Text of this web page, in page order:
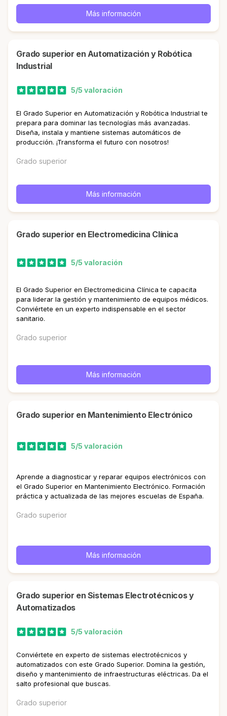
Más información
Grado superior en Automatización y Robótica
Industrial
5/5 valoración
El Grado Superior en Automatización y Robótica Industrial te
prepara para dominar las tecnologías más avanzadas.
Diseña, instala y mantiene sistemas automáticos de
producción. ¡Transforma el futuro con nosotros!
Grado superior
Más información
Grado superior en Electromedicina Clínica
5/5 valoración
El Grado Superior en Electromedicina Clínica te capacita
para liderar la gestión y mantenimiento de equipos médicos.
Conviértete en un experto indispensable en el sector
sanitario.
Grado superior
Más información
Grado superior en Mantenimiento Electrónico
5/5 valoración
Aprende a diagnosticar y reparar equipos electrónicos con
el Grado Superior en Mantenimiento Electrónico. Formación
práctica y actualizada de las mejores escuelas de España.
Grado superior
Más información
Grado superior en Sistemas Electrotécnicos y
Automatizados
5/5 valoración
Conviértete en experto de sistemas electrotécnicos y
automatizados con este Grado Superior. Domina la gestión,
diseño y mantenimiento de infraestructuras eléctricas. Da el
salto profesional que buscas.
Grado superior